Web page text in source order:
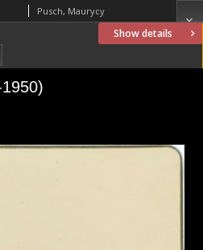
Show details
Pusch, Maurycy